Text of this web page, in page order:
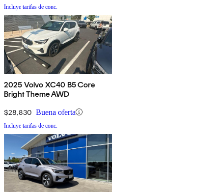
Incluye tarifas de conc.
2025 Volvo XC40 B5 Core
Bright Theme AWD
$28,830 Buena oferta
Incluye tarifas de conc.